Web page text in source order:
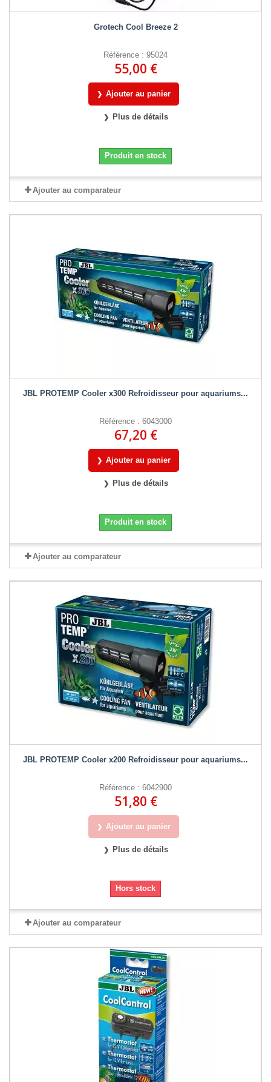
Grotech Cool Breeze 2
Référence : 95024
55,00 €
Ajouter au panier
Plus de détails
Produit en stock
Ajouter au comparateur
JBL PROTEMP Cooler x300 Refroidisseur pour aquariums...
Référence : 6043000
67,20 €
Ajouter au panier
Plus de détails
Produit en stock
Ajouter au comparateur
JBL PROTEMP Cooler x200 Refroidisseur pour aquariums...
Référence : 6042900
51,80 €
Ajouter au panier
Plus de détails
Hors stock
Ajouter au comparateur